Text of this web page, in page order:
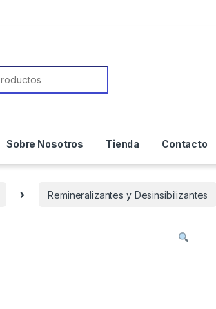
Sobre Nosotros Tienda Contacto
Remineralizantes y Desinsibilizantes